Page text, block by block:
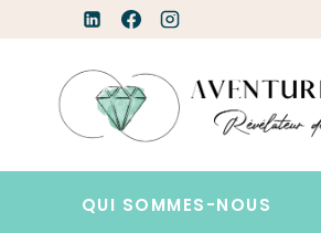
au
QUI SOMMES-NOUS